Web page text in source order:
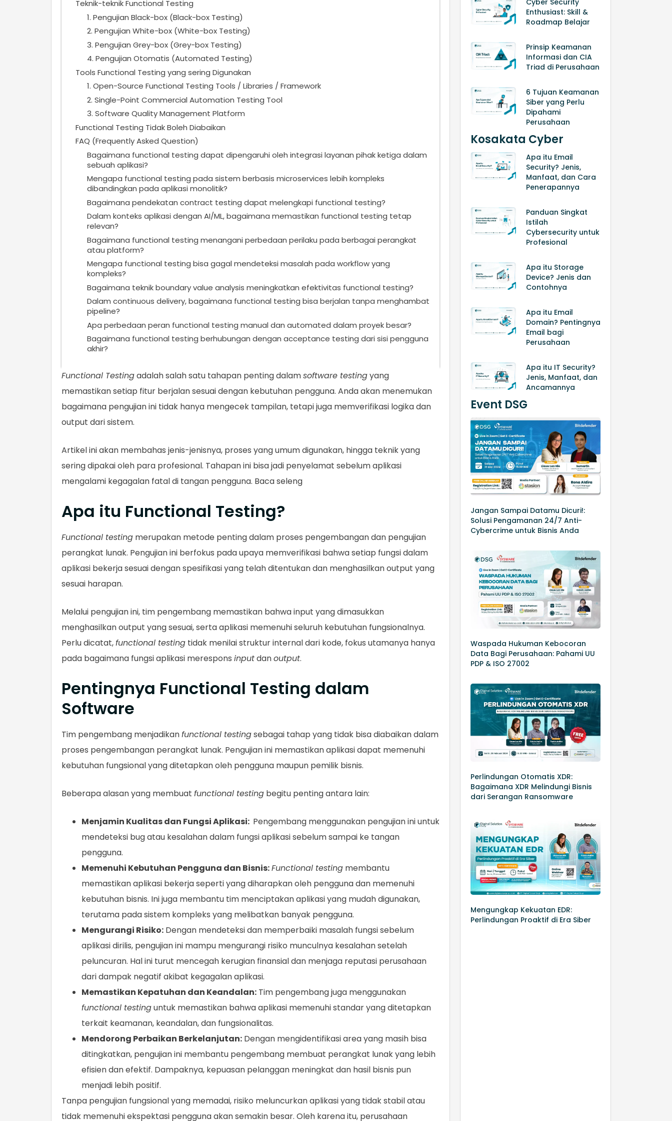
Teknik-teknik Functional Testing
1. Pengujian Black-box (Black-box Testing)
2. Pengujian White-box (White-box Testing)
3. Pengujian Grey-box (Grey-box Testing)
4. Pengujian Otomatis (Automated Testing)
Tools Functional Testing yang sering Digunakan
1. Open-Source Functional Testing Tools / Libraries / Framework
2. Single-Point Commercial Automation Testing Tool
3. Software Quality Management Platform
Functional Testing Tidak Boleh Diabaikan
FAQ (Frequently Asked Question)
Bagaimana functional testing dapat dipengaruhi oleh integrasi layanan pihak ketiga dalam
sebuah aplikasi?
Mengapa functional testing pada sistem berbasis microservices lebih kompleks
dibandingkan pada aplikasi monolitik?
Bagaimana pendekatan contract testing dapat melengkapi functional testing?
Dalam konteks aplikasi dengan AI/ML, bagaimana memastikan functional testing tetap
relevan?
Bagaimana functional testing menangani perbedaan perilaku pada berbagai perangkat
atau platform?
Mengapa functional testing bisa gagal mendeteksi masalah pada workflow yang
kompleks?
Bagaimana teknik boundary value analysis meningkatkan efektivitas functional testing?
Dalam continuous delivery, bagaimana functional testing bisa berjalan tanpa menghambat
pipeline?
Apa perbedaan peran functional testing manual dan automated dalam proyek besar?
Bagaimana functional testing berhubungan dengan acceptance testing dari sisi pengguna
akhir?
Functional Testingadalah salah satu tahapan penting dalamsoftware testingyang
memastikan setiap fitur berjalan sesuai dengan kebutuhan pengguna. Anda akan menemukan
bagaimana pengujian ini tidak hanya mengecek tampilan, tetapi juga memverifikasi logika dan
output dari sistem.
Artikel ini akan membahas jenis-jenisnya, proses yang umum digunakan, hingga teknik yang
sering dipakai oleh para profesional. Tahapan ini bisa jadi penyelamat sebelum aplikasi
mengalami kegagalan fatal di tangan pengguna. Baca seleng
Apa itu Functional Testing?
Functional testing merupakan metode penting dalam proses pengembangan dan pengujian
perangkat lunak. Pengujian ini berfokus pada upaya memverifikasi bahwa setiap fungsi dalam
aplikasi bekerja sesuai dengan spesifikasi yang telah ditentukan dan menghasilkan output yang
sesuai harapan.
Melalui pengujian ini, tim pengembang memastikan bahwa input yang dimasukkan
menghasilkan output yang sesuai, serta aplikasi memenuhi seluruh kebutuhan fungsionalnya.
Perlu dicatat,functional testing tidak menilai struktur internal dari kode, fokus utamanya hanya
pada bagaimana fungsi aplikasi merespons inputdanoutput.
Pentingnya Functional Testing dalam
Software
Tim pengembang menjadikanfunctional testingsebagai tahap yang tidak bisa diabaikan dalam
proses pengembangan perangkat lunak. Pengujian ini memastikan aplikasi dapat memenuhi
kebutuhan fungsional yang ditetapkan oleh pengguna maupun pemilik bisnis.
Beberapa alasan yang membuat functional testing begitu penting antara lain:
Menjamin Kualitas dan Fungsi Aplikasi: Pengembang menggunakan pengujian ini untuk
mendeteksi bug atau kesalahan dalam fungsi aplikasi sebelum sampai ke tangan
pengguna.
Memenuhi Kebutuhan Pengguna dan Bisnis:Functional testing membantu
memastikan aplikasi bekerja seperti yang diharapkan oleh pengguna dan memenuhi
kebutuhan bisnis. Ini juga membantu tim menciptakan aplikasi yang mudah digunakan,
terutama pada sistem kompleks yang melibatkan banyak pengguna.
Mengurangi Risiko: Dengan mendeteksi dan memperbaiki masalah fungsi sebelum
aplikasi dirilis, pengujian ini mampu mengurangi risiko munculnya kesalahan setelah
peluncuran. Hal ini turut mencegah kerugian finansial dan menjaga reputasi perusahaan
dari dampak negatif akibat kegagalan aplikasi.
Memastikan Kepatuhan dan Keandalan: Tim pengembang juga menggunakan
functional testinguntuk memastikan bahwa aplikasi memenuhi standar yang ditetapkan
terkait keamanan, keandalan, dan fungsionalitas.
Mendorong Perbaikan Berkelanjutan: Dengan mengidentifikasi area yang masih bisa
ditingkatkan, pengujian ini membantu pengembang membuat perangkat lunak yang lebih
efisien dan efektif. Dampaknya, kepuasan pelanggan meningkat dan hasil bisnis pun
menjadi lebih positif.
Tanpa pengujian fungsional yang memadai, risiko meluncurkan aplikasi yang tidak stabil atau
tidak memenuhi ekspektasi pengguna akan semakin besar. Oleh karena itu, perusahaan
Cyber Security
Enthusiast: Skill &
Roadmap Belajar
Prinsip Keamanan
Informasi dan CIA
Triad di Perusahaan
6 Tujuan Keamanan
Siber yang Perlu
Dipahami
Perusahaan
Kosakata Cyber
Apa itu Email
Security? Jenis,
Manfaat, dan Cara
Penerapannya
Panduan Singkat
Istilah
Cybersecurity untuk
Profesional
Apa itu Storage
Device? Jenis dan
Contohnya
Apa itu Email
Domain? Pentingnya
Email bagi
Perusahaan
Apa itu IT Security?
Jenis, Manfaat, dan
Ancamannya
Event DSG
Jangan Sampai Datamu Dicuri!:
Solusi Pengamanan 24/7 Anti-
Cybercrime untuk Bisnis Anda
Waspada Hukuman Kebocoran
Data Bagi Perusahaan: Pahami UU
PDP & ISO 27002
Perlindungan Otomatis XDR:
Bagaimana XDR Melindungi Bisnis
dari Serangan Ransomware
Mengungkap Kekuatan EDR:
Perlindungan Proaktif di Era Siber